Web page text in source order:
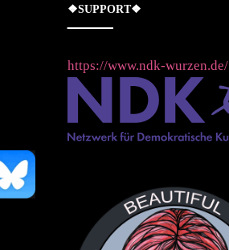
❖SUPPORT❖
https://www.ndk-wurzen.de/